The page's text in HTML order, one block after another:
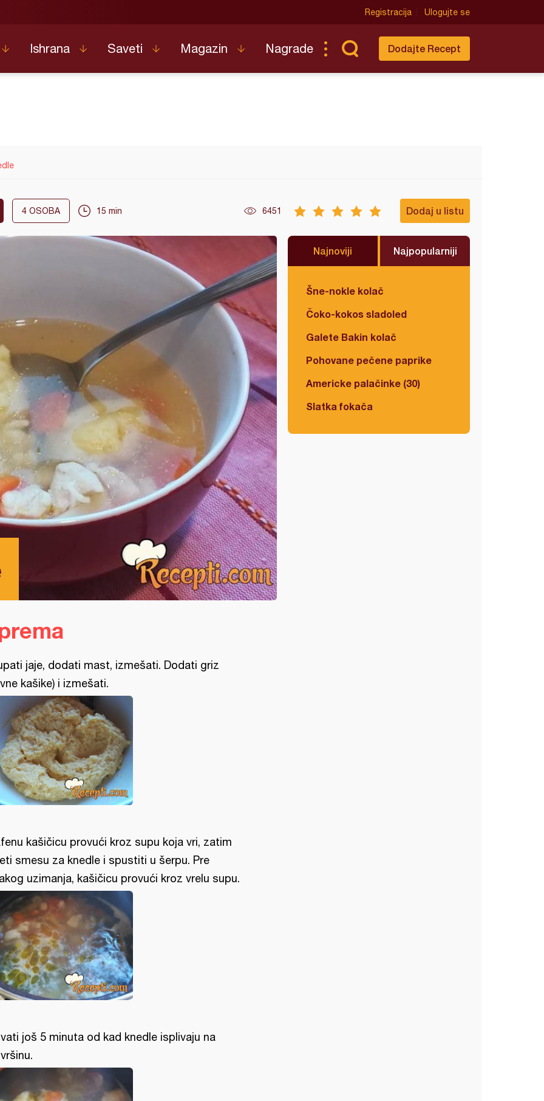
Registracija Ulogujte se
Ishrana Saveti Magazin Nagrade Dodajte Recept
4 OSOBA 15 min 6451 Dodaj u listu
Najnoviji Najpopularniji
Šne-nokle kolač
Čoko-kokos sladoled
Galete Bakin kolač
Pohovane pečene paprike
Americke palačinke (30)
Slatka fokača
jaje, dodati mast, izmešati. Dodati griz
kašike) i izmešati.
kašičicu provući kroz supu koja vri, zatim
smesu za knedle i spustiti u šerpu. Pre
uzimanja, kašičicu provući kroz vrelu supu.
još 5 minuta od kad knedle isplivaju na